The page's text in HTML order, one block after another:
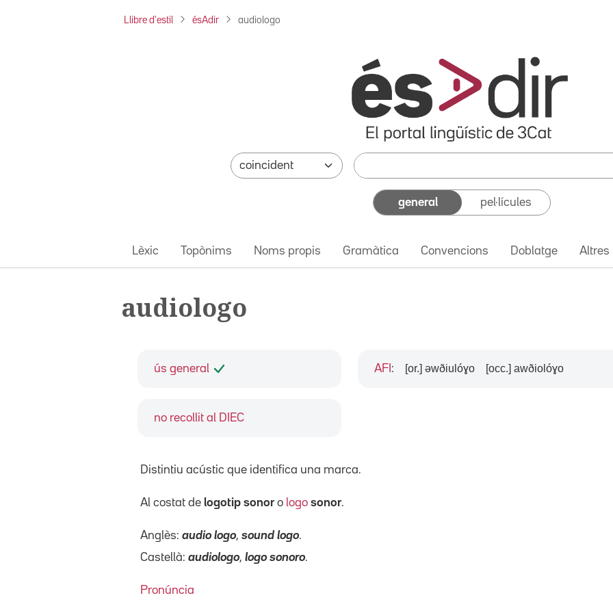
Llibre d'estil ésAdir audiologo
general pel·lícules
Lèxic Topònims Noms propis Gramàtica Convencions Doblatge Altres
audiologo
ús general
no recollit al DIEC
AFI : [or.] əwðiulóɣo [occ.] awðiolóɣo
Distintiu acústic que identifica una marca.
Al costat de logotip sonoro logo sonor.
Anglès: audio logo, sound logo.
Castellà: audiologo, logo sonoro.
Pronúncia